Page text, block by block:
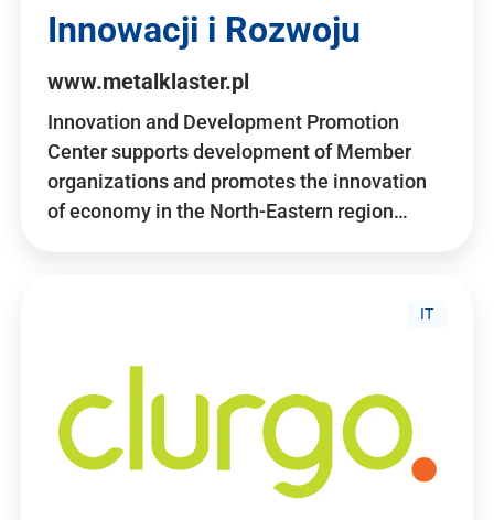
Innowacji i Rozwoju
www.metalklaster.pl
Innovation and Development Promotion
Center supports development of Member
organizations and promotes the innovation
of economy in the North-Eastern region…
IT